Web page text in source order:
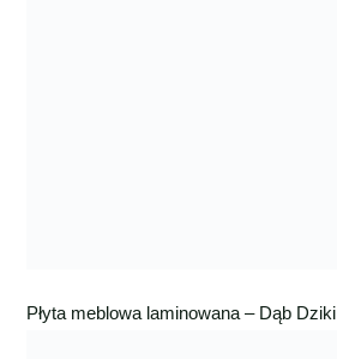
Płyta meblowa laminowana – Dąb Dziki